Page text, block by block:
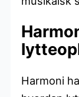
Harmoni